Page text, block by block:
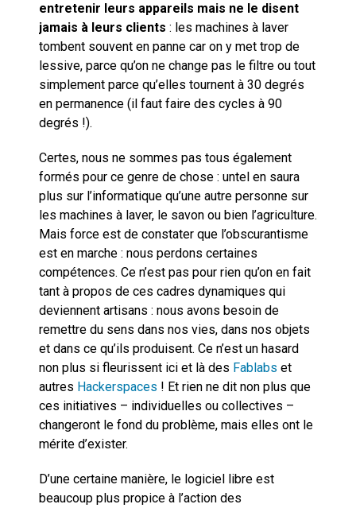
entretenir leurs appareils mais ne le disent
jamais à leurs clients : les machines à laver
tombent souvent en panne car on y met trop de
lessive, parce qu’on ne change pas le filtre ou tout
simplement parce qu’elles tournent à 30 degrés
en permanence (il faut faire des cycles à 90
degrés !).
Certes, nous ne sommes pas tous également
formés pour ce genre de chose : untel en saura
plus sur l’informatique qu’une autre personne sur
les machines à laver, le savon ou bien l’agriculture.
Mais force est de constater que l’obscurantisme
est en marche : nous perdons certaines
compétences. Ce n’est pas pour rien qu’on en fait
tant à propos de ces cadres dynamiques qui
deviennent artisans : nous avons besoin de
remettre du sens dans nos vies, dans nos objets
et dans ce qu’ils produisent. Ce n’est un hasard
non plus si fleurissent ici et là des Fablabs et
autres Hackerspaces ! Et rien ne dit non plus que
ces initiatives – individuelles ou collectives –
changeront le fond du problème, mais elles ont le
mérite d’exister.
D’une certaine manière, le logiciel libre est
beaucoup plus propice à l’action des